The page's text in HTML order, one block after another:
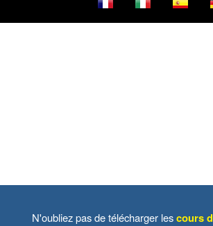
N'oubliez pas de télécharger lescours